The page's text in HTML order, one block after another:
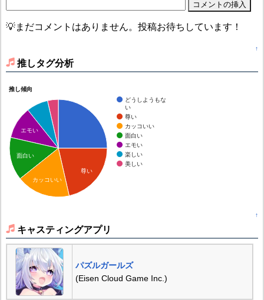
💡まだコメントはありません。投稿お待ちしています！
↑
推しタグ分析
推し傾向
どうしようもな
い
尊い
カッコいい
面白い
エモい
楽しい
美しい
尊い
エモい
面白い
カッコいい
↑
キャスティングアプリ
パズルガールズ
(Eisen Cloud Game Inc.)